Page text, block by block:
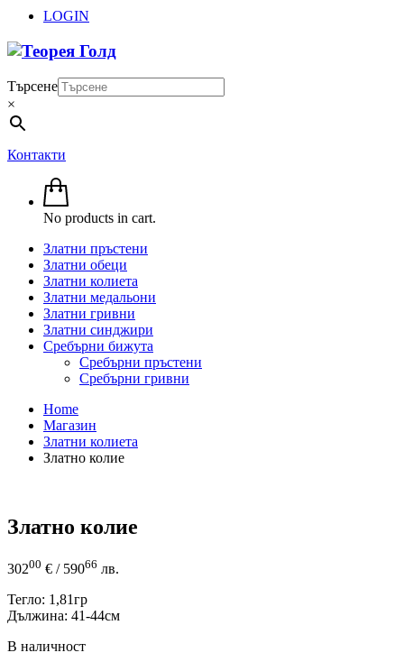
LOGIN
Търсене
×
Контакти
No products in cart.
Златни пръстени
Златни обеци
Златни колиета
Златни медальони
Златни гривни
Златни синджири
Сребърни бижута
Сребърни пръстени
Сребърни гривни
Home
Магазин
Златни колиета
Златно колие
Златно колие
30200 € / 59066 лв.
Тегло: 1,81гр
Дължина: 41-44см
В наличност